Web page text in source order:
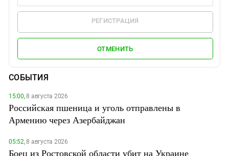
РЕГИСТРАЦИЯ
ОТМЕНИТЬ
СОБЫТИЯ
15:00,8 августа 2026
Российская пшеница и уголь отправлены в
Армению через Азербайджан
05:52,8 августа 2026
Боец из Ростовской области убит на Украине